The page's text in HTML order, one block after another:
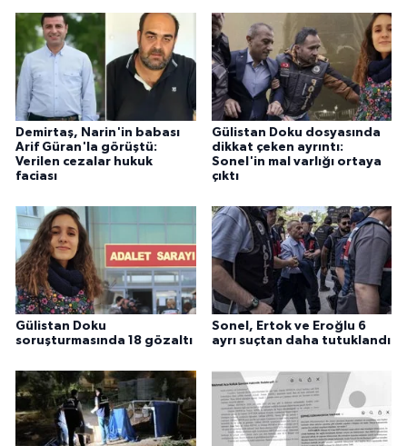
Demirtaş, Narin'in babası
Arif Güran'la görüştü:
Verilen cezalar hukuk
faciası
Gülistan Doku dosyasında
dikkat çeken ayrıntı:
Sonel'in mal varlığı ortaya
çıktı
Gülistan Doku
soruşturmasında 18 gözaltı
Sonel, Ertok ve Eroğlu 6
ayrı suçtan daha tutuklandı